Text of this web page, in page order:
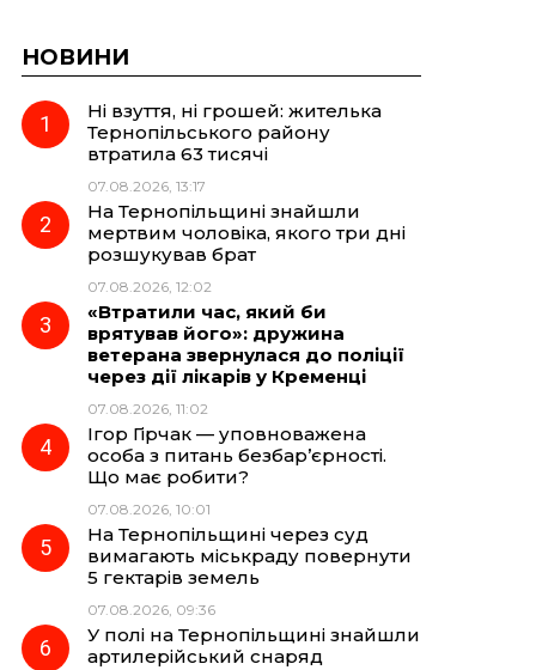
НОВИНИ
Ні взуття, ні грошей: жителька
Тернопільського району
втратила 63 тисячі
07.08.2026, 13:17
На Тернопільщині знайшли
мертвим чоловіка, якого три дні
розшукував брат
07.08.2026, 12:02
«Втратили час, який би
врятував його»: дружина
ветерана звернулася до поліції
через дії лікарів у Кременці
07.08.2026, 11:02
Ігор Гірчак — уповноважена
особа з питань безбар’єрності.
Що має робити?
07.08.2026, 10:01
На Тернопільщині через суд
вимагають міськраду повернути
5 гектарів земель
07.08.2026, 09:36
У полі на Тернопільщині знайшли
артилерійський снаряд